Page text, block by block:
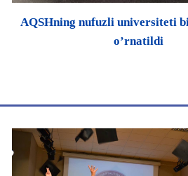
AQSHning nufuzli universiteti
o’rnatildi